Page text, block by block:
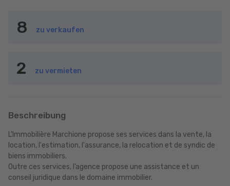
8 zu verkaufen
2 zu vermieten
Beschreibung
L’Immobilière Marchione propose ses services dans la vente, la
location, l'estimation, l'assurance, la relocation et de syndic de
biens immobiliers.
Outre ces services, l’agence propose une assistance et un
conseil juridique dans le domaine immobilier.